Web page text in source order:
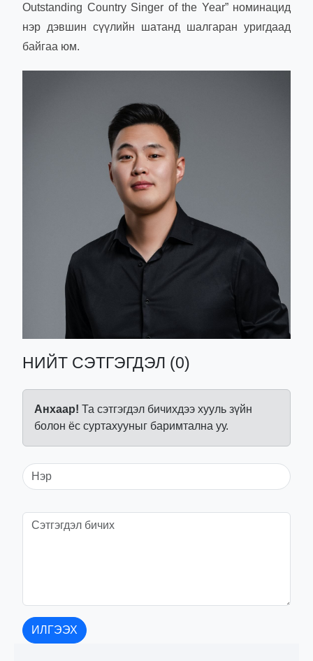
Outstanding Country Singer of the Year” номинацид
нэр дэвшин сүүлийн шатанд шалгаран уригдаад
байгаа юм.
НИЙТ СЭТГЭГДЭЛ (0)
Анхаар! Та сэтгэгдэл бичихдээ хууль зүйн
болон ёс суртахууныг баримтална уу.
ИЛГЭЭХ